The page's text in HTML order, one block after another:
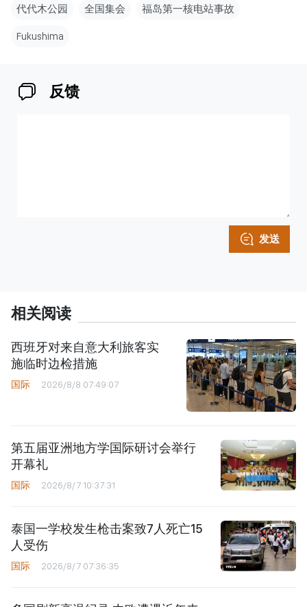
代代木公园 全国集会 福岛第一核电站事故
Fukushima
反馈
发送
相关阅读
西班牙对来自意大利旅客实
施临时边检措施
国际 2026/8/8 07:49:07
第五届亚洲地方学国际研讨会举行
开幕礼
国际 2026/8/7 10:37:31
泰国一学校发生枪击案致7人死亡15
人受伤
国际 2026/8/7 07:36:35